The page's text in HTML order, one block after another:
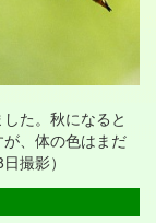
た。秋になると
、体の色はまだ
撮影）